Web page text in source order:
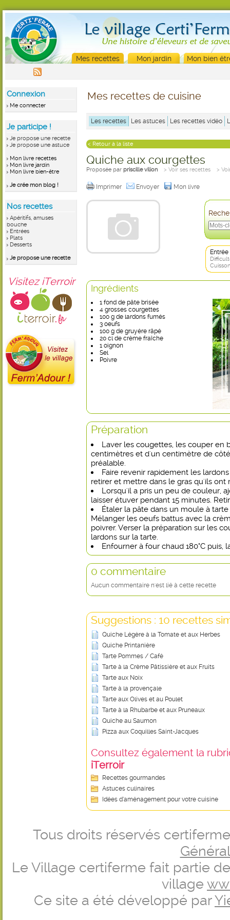
Mes recettes Mon jardin Mon bien
Connexion
Me connecter
Je participe !
Je propose une recette
Je propose une astuce
Mon livre recettes
Mon livre jardin
Mon livre bien-être
Je crée mon blog !
Nos recettes
Apéritifs, amuses
bouche
Entrées
Plats
Desserts
Je propose une recette
Visitez iTerroir
Mes recettes de cuisine
Les recettes Les astuces Les recettes vidéo
< Retour à la liste
Quiche aux courgettes
Proposée par priscille vilion > Voir ses recettes >
Imprimer Envoyer Mon livre
Entrée
Ingrédients
1 fond de pâte brisée
4 grosses courgettes
100 g de lardons fumés
3 oeufs
100 g de gruyére râpé
20 cl de crème fraîche
1 oignon
Sel
Poivre
Préparation
Laver les cougettes, les couper en
centimètres et d'un centimètre de
préalable.
Faire revenir rapidement les
retirer et mettre dans le gras qu'ils ont
Lorsqu'il a pris un peu de couleur,
laisser étuver pendant 15 minutes.
Étaler la pâte dans un moule à
Mélanger les oeufs battus avec la
poivrer. Verser la préparation sur les
lardons sur la tarte.
Enfourner à four chaud 180°C puis,
0 commentaire
Aucun commentaire n'est lié à cette recette
Suggestions : 10 recettes
Quiche Légère à la Tomate et aux Herbes
Quiche Printanière
Tarte Pommes / Café
Tarte à la Crème Pâtissière et aux Fruits
Tarte aux Noix
Tarte à la provençale
Tarte aux Olives et au Poulet
Tarte à la Rhubarbe et aux Pruneaux
Quiche au Saumon
Pizza aux Coquilles Saint-Jacques
Consultez également la
iTerroir
Recettes gourmandes
Astuces culinaires
Idées d’aménagement pour votre cuisine
Tous droits réservés
Le Village certiferme fait partie
village
Ce site a été développé par